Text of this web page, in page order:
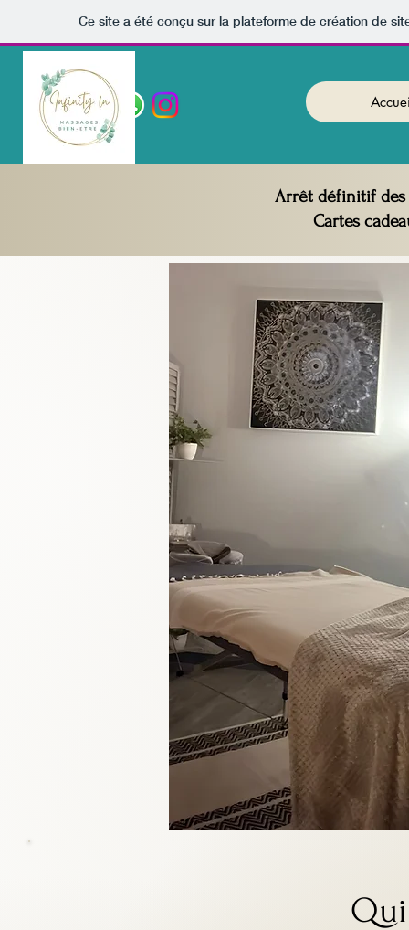
Ce site a été conçu sur la plateforme de création de
Arrêt définitif des
Cartes